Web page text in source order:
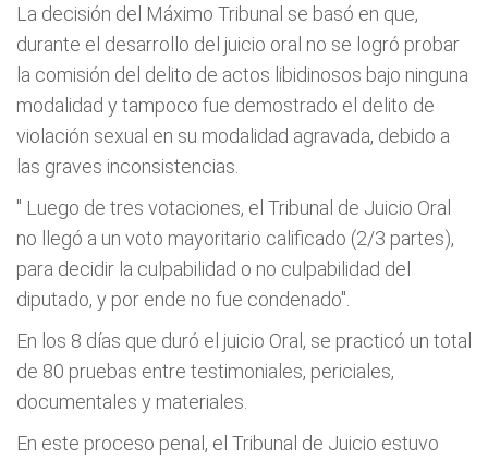
La decisión del Máximo Tribunal se basó en que,
durante el desarrollo del juicio oral no se logró probar
la comisión del delito de actos libidinosos bajo ninguna
modalidad y tampoco fue demostrado el delito de
violación sexual en su modalidad agravada, debido a
las graves inconsistencias.
" Luego de tres votaciones, el Tribunal de Juicio Oral
no llegó a un voto mayoritario calificado (2/3 partes),
para decidir la culpabilidad o no culpabilidad del
diputado, y por ende no fue condenado".
En los 8 días que duró el juicio Oral, se practicó un total
de 80 pruebas entre testimoniales, periciales,
documentales y materiales.
En este proceso penal, el Tribunal de Juicio estuvo